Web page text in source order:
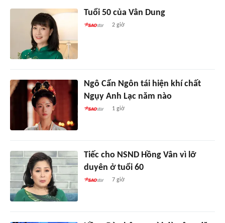
Tuổi 50 của Vân Dung
2 giờ
Ngô Cẩn Ngôn tái hiện khí chất
Ngụy Anh Lạc năm nào
1 giờ
Tiếc cho NSND Hồng Vân vì lỡ
duyên ở tuổi 60
7 giờ